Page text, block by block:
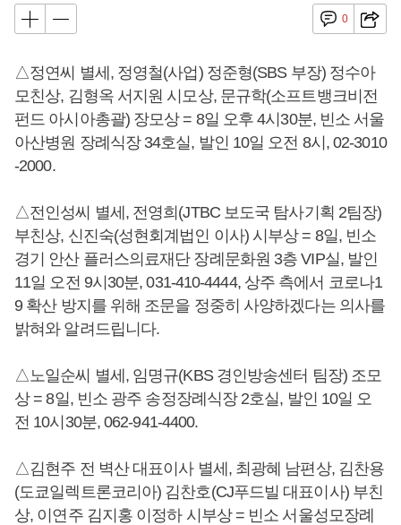
0
△정연씨 별세, 정영철(사업) 정준형(SBS 부장) 정수아
모친상, 김형옥 서지원 시모상, 문규학(소프트뱅크비전
펀드 아시아총괄) 장모상 = 8일 오후 4시30분, 빈소 서울
아산병원 장례식장 34호실, 발인 10일 오전 8시, 02-3010
-2000.
△전인성씨 별세, 전영희(JTBC 보도국 탐사기획 2팀장)
부친상, 신진숙(성현회계법인 이사) 시부상 = 8일, 빈소
경기 안산 플러스의료재단 장례문화원 3층 VIP실, 발인
11일 오전 9시30분, 031-410-4444, 상주 측에서 코로나1
9 확산 방지를 위해 조문을 정중히 사양하겠다는 의사를
밝혀와 알려드립니다.
△노일순씨 별세, 임명규(KBS 경인방송센터 팀장) 조모
상 = 8일, 빈소 광주 송정장례식장 2호실, 발인 10일 오
전 10시30분, 062-941-4400.
△김현주 전 벽산 대표이사 별세, 최광혜 남편상, 김찬용
(도쿄일렉트론코리아) 김찬호(CJ푸드빌 대표이사) 부친
상, 이연주 김지홍 이정하 시부상 = 빈소 서울성모장례